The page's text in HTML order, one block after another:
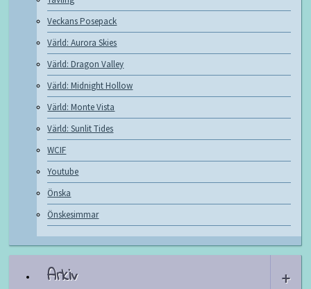
Veckans Posepack
Värld: Aurora Skies
Värld: Dragon Valley
Värld: Midnight Hollow
Värld: Monte Vista
Värld: Sunlit Tides
WCIF
Youtube
Önska
Önskesimmar
Arkiv +